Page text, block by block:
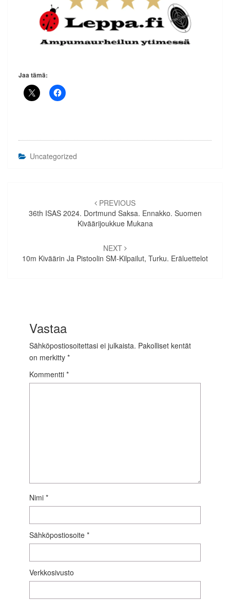
Jaa tämä:
Uncategorized
selaus
PREVIOUS
36th ISAS 2024. Dortmund Saksa. Ennakko. Suomen
Kiväärijoukkue Mukana
NEXT
10m Kiväärin Ja Pistoolin SM-Kilpailut, Turku. Eräluettelot
Vastaa
Sähköpostiosoitettasi ei julkaista. Pakolliset kentät
on merkitty *
Kommentti *
Nimi *
Sähköpostiosoite *
Verkkosivusto